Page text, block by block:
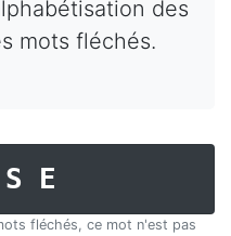
des
mots fléchés.
fléchés, ce mot n'est pas